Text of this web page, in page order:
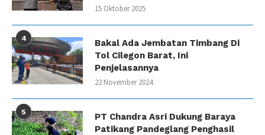
15 Oktober 2025
4
Bakal Ada Jembatan Timbang Di
Tol Cilegon Barat, Ini
Penjelasannya
22 November 2024
5
PT Chandra Asri Dukung Baraya
Patikang Pandeglang Penghasil